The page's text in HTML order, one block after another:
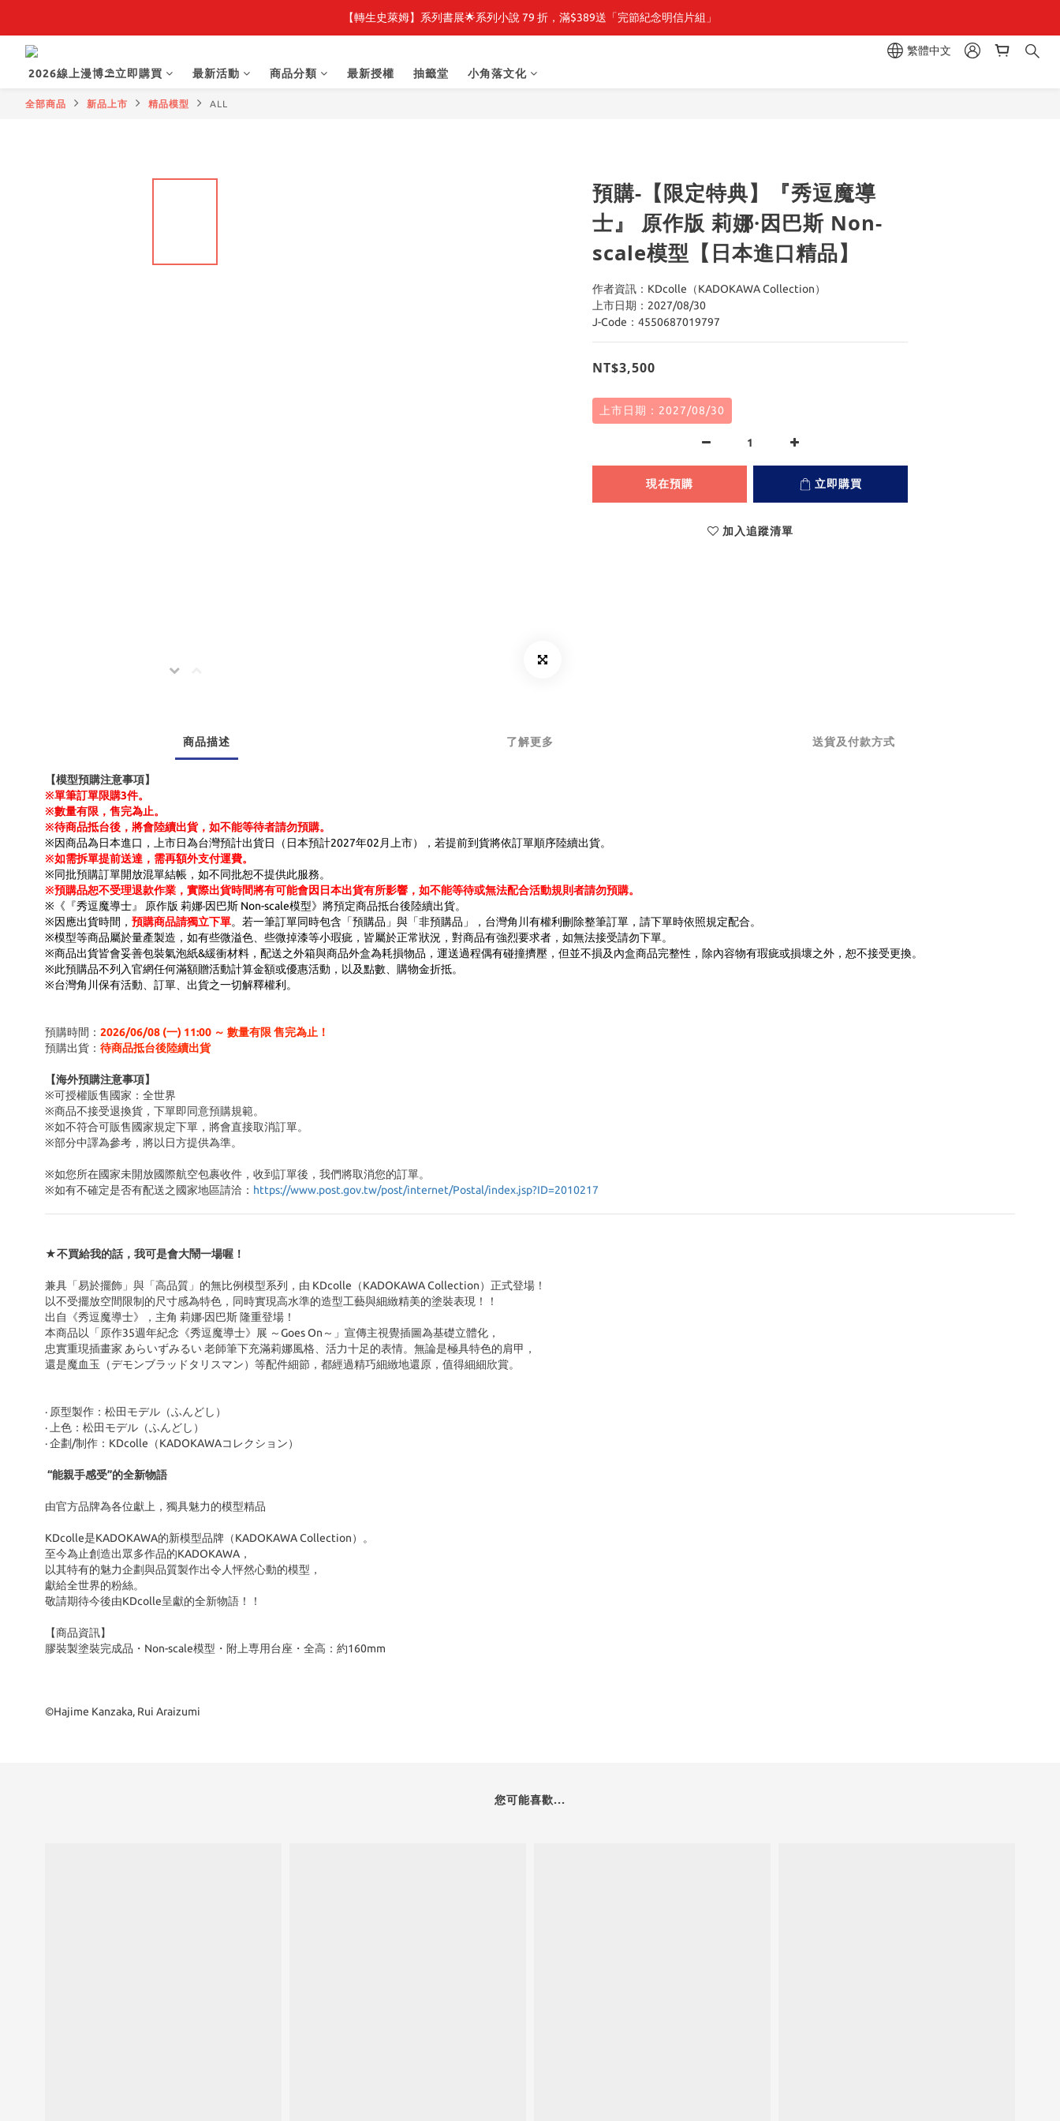
【轉生史萊姆】系列書展🌟系列小說 79 折，滿$389送「完節紀念明信片組」
【轉生史萊姆】系列書展🌟系列小說 79 折，滿$389送「完節紀念明信片組」
繁體中文
2026線上漫博⛱️立即購買
最新活動 商品分類 最新授權 抽籤堂 小角落文化
全部商品 新品上市 精品模型 ALL
預購-【限定特典】『秀逗魔導
士』 原作版 莉娜·因巴斯 Non-
scale模型【日本進口精品】
作者資訊：KDcolle（KADOKAWA Collection）
上市日期：2027/08/30
J-Code：4550687019797
NT$3,500
上市日期：2027/08/30
現在預購 立即購買
加入追蹤清單
商品描述 了解更多 送貨及付款方式
【模型預購注意事項】
※單筆訂單限購3件。
※數量有限，售完為止。
※待商品抵台後，將會陸續出貨，如不能等待者請勿預購。
※因商品為日本進口，上市日為台灣預計出貨日（日本預計2027年02月上市），若提前到貨將依訂單順序陸續出貨。
※如需拆單提前送達，需再額外支付運費。
※同批預購訂單開放混單結帳，如不同批恕不提供此服務。
※預購品恕不受理退款作業，實際出貨時間將有可能會因日本出貨有所影響，如不能等待或無法配合活動規則者請勿預購。
※《『秀逗魔導士』 原作版 莉娜·因巴斯 Non-scale模型》將預定商品抵台後陸續出貨。
※因應出貨時間， 預購商品請獨立下單。若一筆訂單同時包含「預購品」與「非預購品」，台灣角川有權利刪除整筆訂單，請下單時依照規定配合。
※模型等商品屬於量產製造，如有些微溢色、些微掉漆等小瑕疵，皆屬於正常狀況，對商品有強烈要求者，如無法接受請勿下單。
※商品出貨皆會妥善包裝氣泡紙&緩衝材料，配送之外箱與商品外盒為耗損物品，運送過程偶有碰撞擠壓，但並不損及內盒商品完整性，除內容物有瑕疵或損壞之外，恕不接受更換。
※此預購品不列入官網任何滿額贈活動計算金額或優惠活動，以及點數 、購物金折抵。
※台灣角川保有活動、訂單、出貨之一切解釋權利。
預購時間： 2026/06/08 (一) 11:00 ～ 數量有限 售完為止！
預購出貨： 待商品抵台後陸續出貨
【海外預購注意事項】
※可授權販售國家：全世界
※商品不接受退換貨，下單即同意預購規範。
※如不符合可販售國家規定下單，將會直接取消訂單。
※部分中譯為參考，將以日方提供為準。
※如您所在國家未開放國際航空包裹收件，收到訂單後，我們將取消您的訂單。
※如有不確定是否有配送之國家地區請洽： https://www.post.gov.tw/post/internet/Postal/index.jsp?ID=2010217
★不買給我的話，我可是會大鬧一場喔！
兼具「易於擺飾」與「高品質」的無比例模型系列，由 KDcolle（KADOKAWA Collection）正式登場！
以不受擺放空間限制的尺寸感為特色，同時實現高水準的造型工藝與細緻精美的塗裝表現！！
出自《秀逗魔導士》，主角 莉娜·因巴斯 隆重登場！
本商品以「原作35週年紀念《秀逗魔導士》展 ～Goes On～」宣傳主視覺插圖為基礎立體化，
忠實重現插畫家 あらいずみるい 老師筆下充滿莉娜風格、活力十足的表情。無論是極具特色的肩甲，
還是魔血玉（デモンブラッドタリスマン）等配件細節，都經過精巧細緻地還原，值得細細欣賞。
· 原型製作：松田モデル（ふんどし）
· 上色：松田モデル（ふんどし）
· 企劃/制作：KDcolle（KADOKAWAコレクション）
“能親手感受”的全新物語
由官方品牌為各位獻上，獨具魅力的模型精品
KDcolle是KADOKAWA的新模型品牌（KADOKAWA Collection）。
至今為止創造出眾多作品的KADOKAWA，
以其特有的魅力企劃與品質製作出令人怦然心動的模型，
獻給全世界的粉絲。
敬請期待今後由KDcolle呈獻的全新物語！！
【商品資訊】
膠裝製塗裝完成品・Non-scale模型・附上専用台座・全高：約160mm
©Hajime Kanzaka, Rui Araizumi
您可能喜歡...